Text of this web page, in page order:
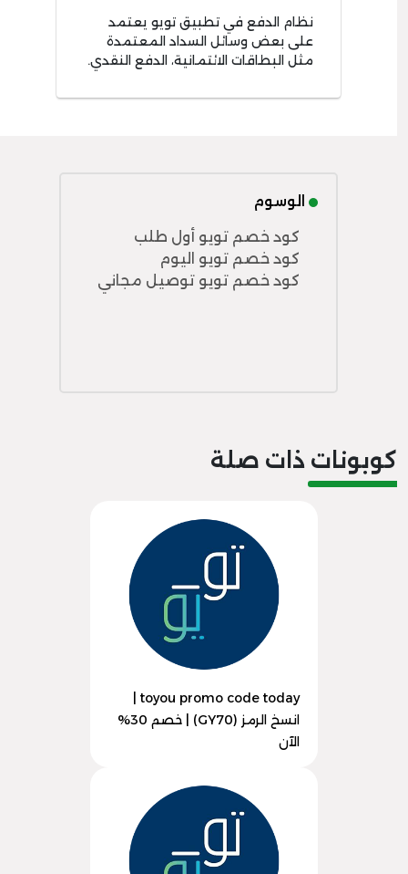
نظام الدفع في تطبيق تويو يعتمد
على بعض وسائل السداد المعتمدة
مثل البطاقات الائتمانية، الدفع النقدي.
الوسوم
كود خصم تويو أول طلب
كود خصم تويو اليوم
كود خصم تويو توصيل مجاني
كوبونات ذات صلة
انسخ الرمز (GY70) | خصم 30%
الآن